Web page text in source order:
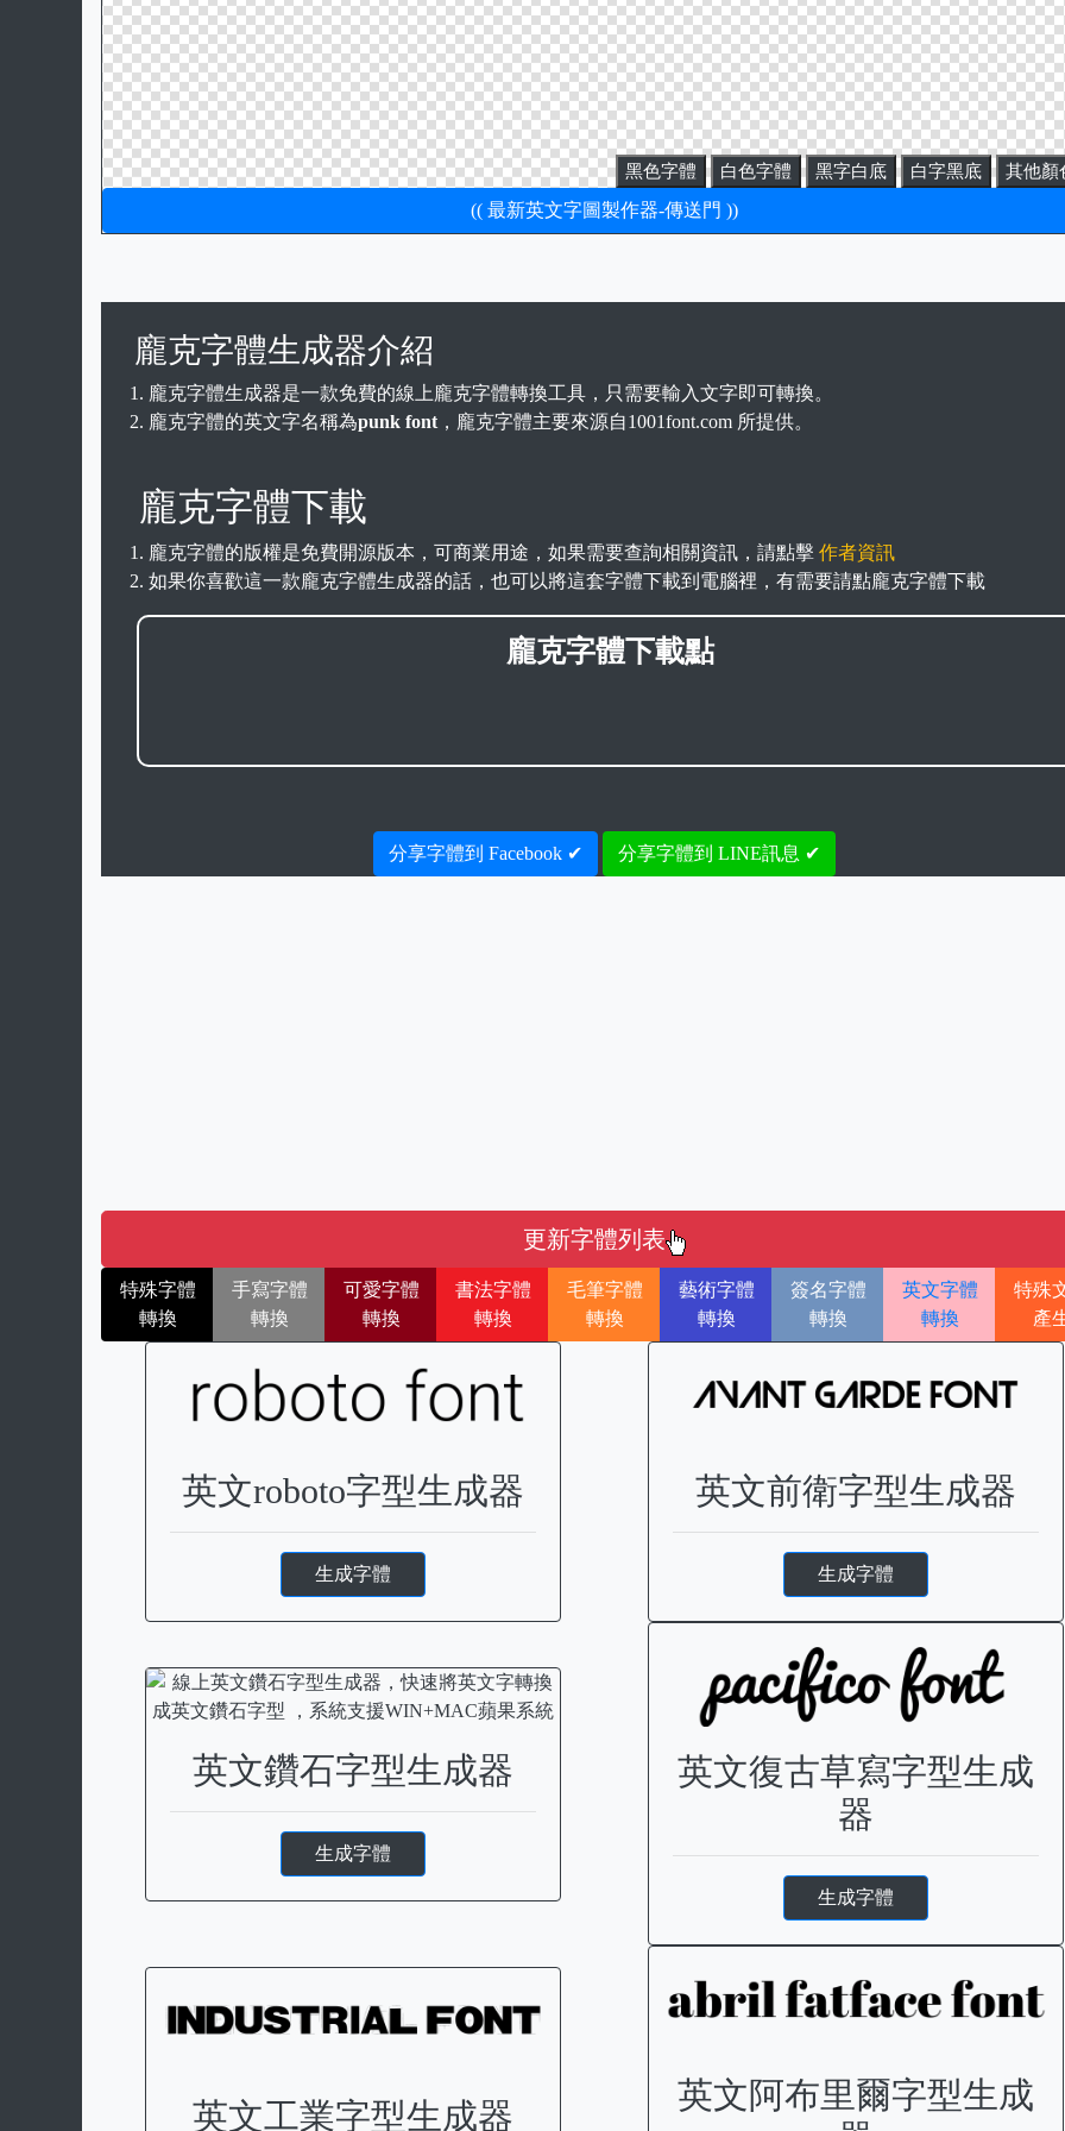
黑色字體 白色字體 黑字白底 白字黑底 其他
(( 最新英文字圖製作器-傳送門 ))
龐克字體生成器介紹
龐克字體生成器是一款免費的線上龐克字體轉換工具，只需要輸入文字即可轉換。
龐克字體的英文字名稱為punk font ，龐克字體主要來源自1001font.com 所提供。
龐克字體下載
龐克字體的版權是免費開源版本，可商業用途，如果需要查詢相關資訊，請點擊作者資訊
如果你喜歡這一款龐克字體生成器的話，也可以將這套字體下載到電腦裡，有需要請點龐克字體下載
龐克字體下載點
分享字體到 Facebook ✔ 分享字體到 LINE訊息 ✔
更新字體列表
特殊字體
轉換
手寫字體
轉換
可愛字體
轉換
書法字體
轉換
毛筆字體
轉換
藝術字體
轉換
簽名字體
轉換
英文字體
轉換
特殊
產
英文roboto字型生成器
生成字體
英文前衛字型生成器
生成字體
英文鑽石字型生成器
生成字體
英文復古草寫字型生成
器
生成字體
英文工業字型生成器
英文阿布里爾字型生成